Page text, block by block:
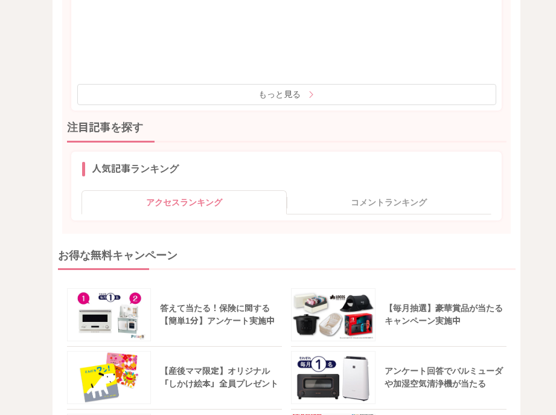
もっと見る
注目記事を探す
人気記事ランキング
アクセスランキング コメントランキング
お得な無料キャンペーン
答えて当たる！保険に関する
【簡単1分】アンケート実施中
【毎月抽選】豪華賞品が当たる
キャンペーン実施中
【産後ママ限定】オリジナル
「しかけ絵本」全員プレゼント
アンケート回答でバルミューダ
や加湿空気清浄機が当たる